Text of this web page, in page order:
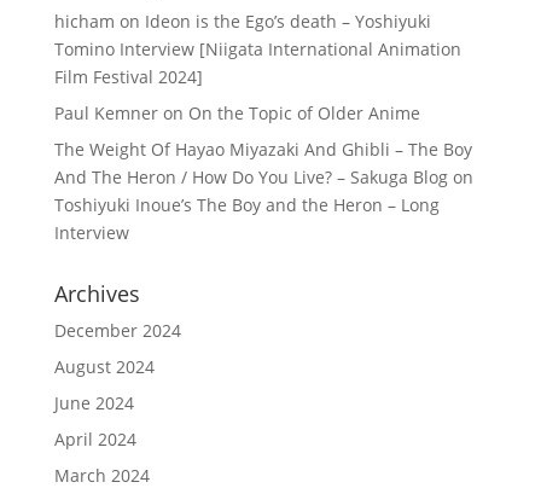
hicham on Ideon is the Ego’s death – Yoshiyuki
Tomino Interview [Niigata International Animation
Film Festival 2024]
Paul Kemneron On the Topic of Older Anime
The Weight Of Hayao Miyazaki And Ghibli – The Boy
And The Heron / How Do You Live? – Sakuga Blogon
Toshiyuki Inoue’s The Boy and the Heron – Long
Interview
Archives
December 2024
August 2024
June 2024
April 2024
March 2024